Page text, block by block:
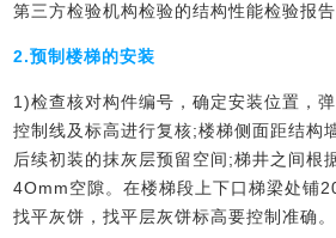
第三方检验机构检验的结构性能检验报告
2.预制楼梯的安装
1)检查核对构件编号，确定安装位置，
控制线及标高进行复核;楼梯侧面距结构
后续初装的抹灰层预留空间;梯井之间根
4Omm空隙。在楼梯段上下口梯梁处铺
找平灰饼，找平层灰饼标高要控制准确。